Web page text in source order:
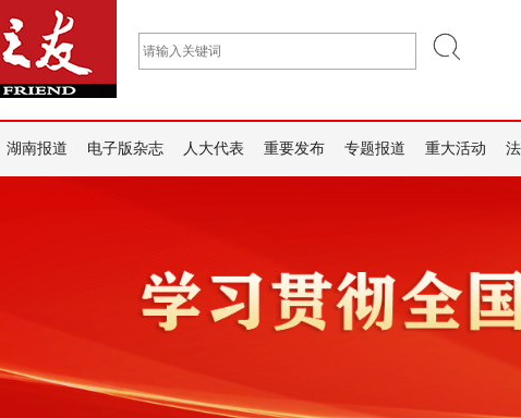
湖南报道 电子版杂志 人大代表 重要发布 专题报道 重大活动